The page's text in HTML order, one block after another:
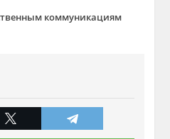
коммуникациям